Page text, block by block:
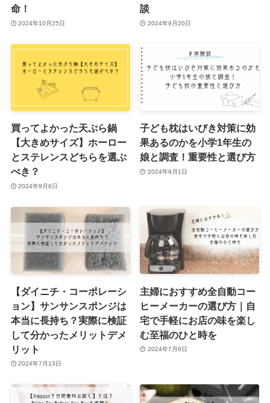
命！
2024年10月25日
談
2024年9月20日
買ってよかった天ぷら鍋
【大きめサイズ】ホーロー
とステレンスどちらを選ぶ
べき？
2024年9月6日
子ども枕はいびき対策に効
果あるのかを小学1年生の
娘と調査！重要性と選び方
2024年9月1日
【ダイニチ・コーポレーシ
ョン】サンサンスポンジは
本当に長持ち？実際に検証
して分かったメリットデメ
リット
2024年7月13日
主婦におすすめ全自動コー
ヒーメーカーの選び方｜自
宅で手軽にお店の味を楽し
む至福のひと時を
2024年7月6日